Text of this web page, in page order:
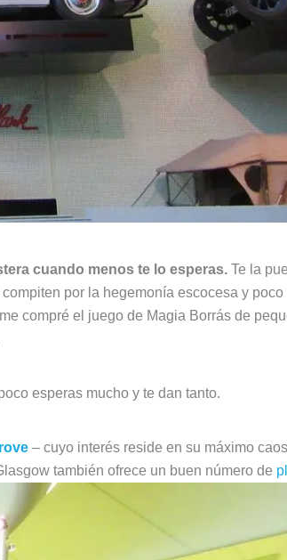
cuando menos te lo esperas. Te la
por la hegemonía escocesa y
compré el juego de Magia Borrás de
esperas mucho y te dan tanto.
– cuyo interés reside en su máximo
también ofrece un buen número de